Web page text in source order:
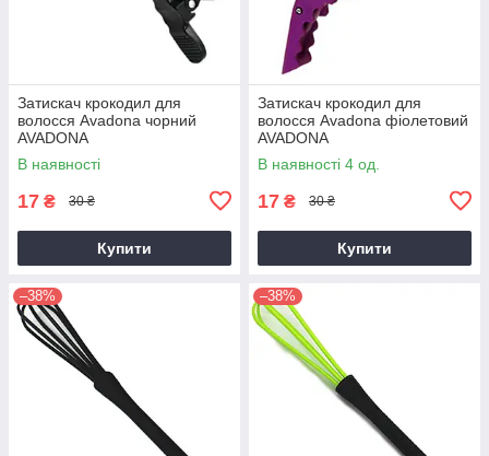
Затискач крокодил для
волосся Avadona чорний
AVADONA
В наявності
17 ₴ 30 ₴
Купити
Затискач крокодил для
волосся Avadona фіолетовий
AVADONA
В наявності 4 од.
17 ₴ 30 ₴
Купити
–38% –38%